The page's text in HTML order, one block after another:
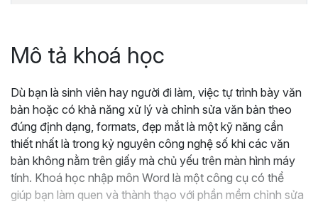
Mô tả khoá học
Dù bạn là sinh viên hay người đi làm, việc tự trình bày văn
bản hoặc có khả năng xử lý và chỉnh sửa văn bản theo
đúng định dạng, formats, đẹp mắt là một kỹ năng cần
thiết nhất là trong kỷ nguyên công nghệ số khi các văn
bản không nằm trên giấy mà chủ yếu trên màn hình máy
tính. Khoá học nhập môn Word là một công cụ có thể
giúp bạn làm quen và thành thạo với phần mềm chỉnh sửa